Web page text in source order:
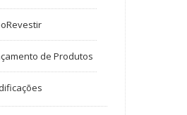
de Produtos